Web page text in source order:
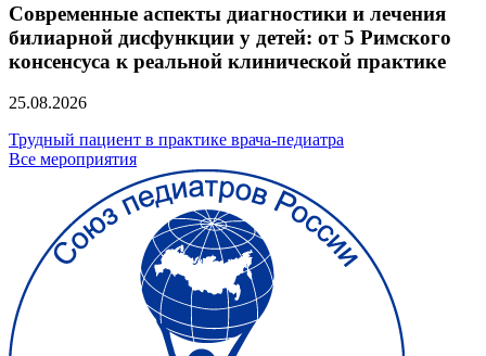
Современные аспекты диагностики и лечения
билиарной дисфункции у детей: от 5 Римского
консенсуса к реальной клинической практике
25.08.2026
Трудный пациент в практике врача-педиатра
Все мероприятия